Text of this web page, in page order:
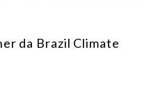
da Brazil Climate